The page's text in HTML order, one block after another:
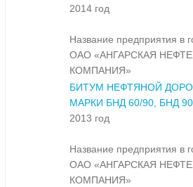
2014 год
Название предприятия в
ОАО «АНГАРСКАЯ
КОМПАНИЯ»
БИТУМ НЕФТЯНОЙ
МАРКИ БНД 60/90, БНД
2013 год
Название предприятия в
ОАО «АНГАРСКАЯ
КОМПАНИЯ»